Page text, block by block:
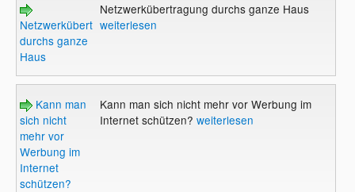
Netzwerkübertragung
durchs ganze
Haus
Netzwerkübertragung durchs ganze Haus
weiterlesen
Kann man
sich nicht
mehr vor
Werbung im
Internet
schützen?
Kann man sich nicht mehr vor Werbung im
Internet schützen? weiterlesen